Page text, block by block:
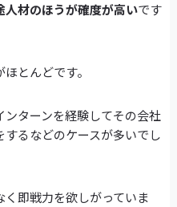
人材のほうが確度が高いです
とんどです。
ターンを経験してその会社
るなどのケースが多いでし
即戦力を欲しがっていま